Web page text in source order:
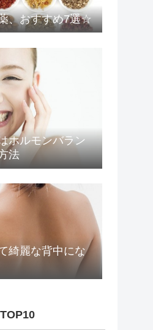
、おすすめ7選☆
ホルモンバラン
法
綺麗な背中にな